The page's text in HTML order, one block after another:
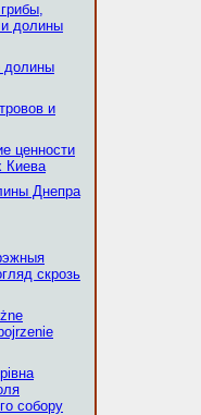
долины
долины
и
ценности
Киева
Днепра
скрозь
собору